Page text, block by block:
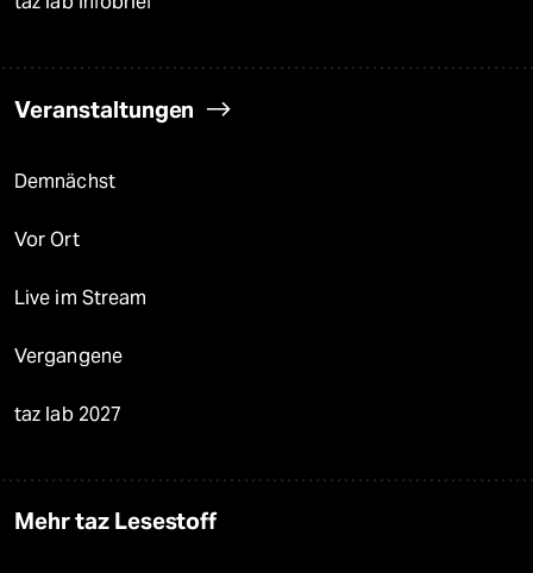
Veranstaltungen
Demnächst
Vor Ort
Live im Stream
Vergangene
taz lab 2027
Mehr taz Lesestoff